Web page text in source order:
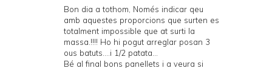
Bon dia a tothom, Només indicar qeu
amb aquestes proporcions que surten es
totalment impossible que at surti la
massa.!!!! Ho hi pogut arreglar posan 3
ous batuts....i 1/2 patata...
Bé al final bons panellets i a veura si